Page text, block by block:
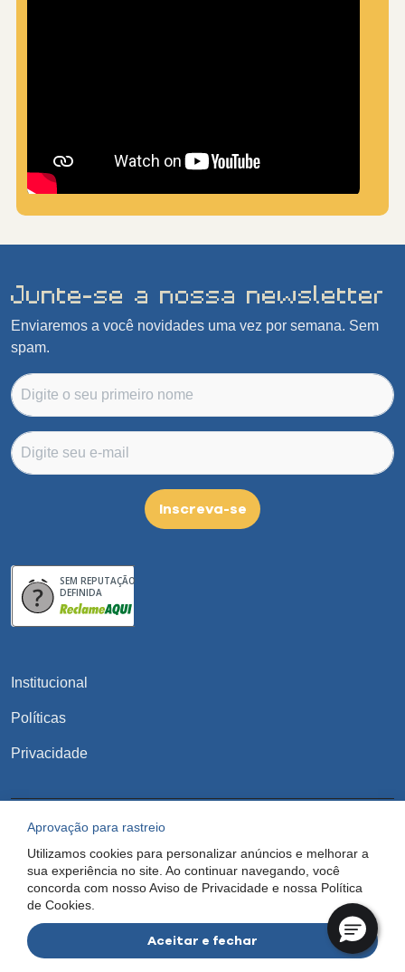
Junte-se a nossa newsletter
Enviaremos a você novidades uma vez por semana. Sem
spam.
Inscreva-se
SEM REPUTAÇÃO
DEFINIDA
Institucional
Políticas
Privacidade
AGASUS SEMINOVOS. | CNPJ 18.638.476/0001-18 - (31) 97222 5503 ©
2025 Voke. Todos os direitos reservados.
Aprovação para rastreio
Utilizamos cookies para personalizar anúncios e melhorar a
sua experiência no site. Ao continuar navegando, você
concorda com nosso Aviso de Privacidade e nossa Política
de Cookies.
Aceitar e fechar